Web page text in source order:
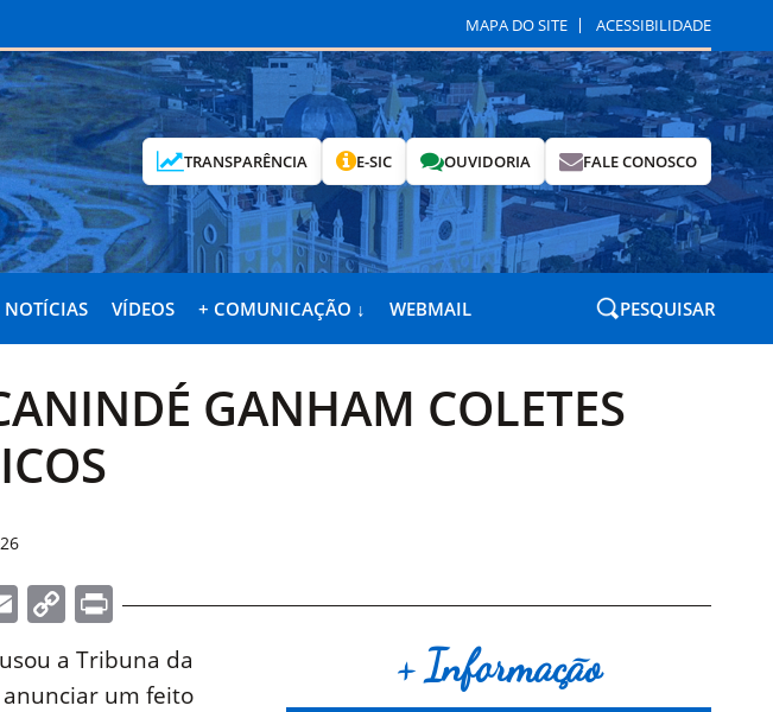
MAPA DO SITE ACESSIBILIDADE
TRANSPARÊNCIA E-SIC OUVIDORIA FALE CONOSCO
NOTÍCIAS VÍDEOS + COMUNICAÇÃO ↓ WEBMAIL PESQUISAR
GANHAM COLETES
EmailCopy
Link
Print
a Tribuna da
um feito
+ Informação